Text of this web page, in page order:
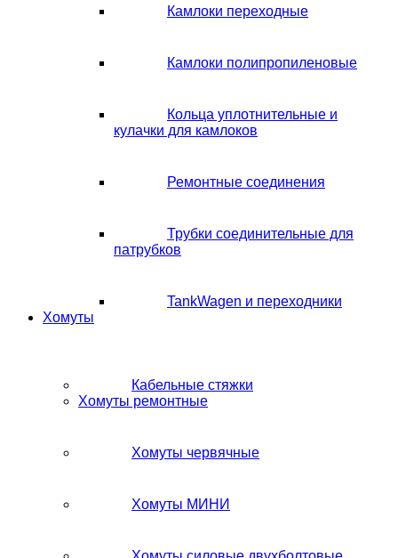
Камлоки переходные
Камлоки полипропиленовые
Кольца уплотнительные и
кулачки для камлоков
Ремонтные соединения
Трубки соединительные для
патрубков
TankWagen и переходники
Хомуты
Кабельные стяжки
Хомуты ремонтные
Хомуты червячные
Хомуты МИНИ